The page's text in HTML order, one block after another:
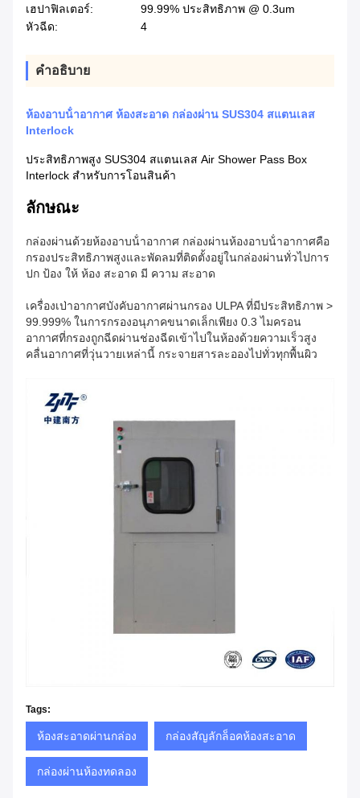
เฮปาฟิลเตอร์:
99.99% ประสิทธิภาพ @ 0.3um
หัวฉีด:
4
คําอธิบาย
ห้องอาบน้ําอากาศ ห้องสะอาด กล่องผ่าน SUS304 สแตนเลส
Interlock
ประสิทธิภาพสูง SUS304 สแตนเลส Air Shower Pass Box
Interlock สําหรับการโอนสินค้า
ลักษณะ
กล่องผ่านด้วยห้องอาบน้ําอากาศ กล่องผ่านห้องอาบน้ําอากาศคือ
กรองประสิทธิภาพสูงและพัดลมที่ติดตั้งอยู่ในกล่องผ่านทั่วไปการ
ปก ป้อง ให้ ห้อง สะอาด มี ความ สะอาด
เครื่องเป่าอากาศบังคับอากาศผ่านกรอง ULPA ที่มีประสิทธิภาพ >
99.999% ในการกรองอนุภาคขนาดเล็กเพียง 0.3 ไมครอน
อากาศที่กรองถูกฉีดผ่านช่องฉีดเข้าไปในห้องด้วยความเร็วสูง
คลื่นอากาศที่วุ่นวายเหล่านี้ กระจายสารละอองไปทั่วทุกพื้นผิว
Tags:
ห้องสะอาดผ่านกล่อง กล่องสัญลักล็อคห้องสะอาด
กล่องผ่านห้องทดลอง